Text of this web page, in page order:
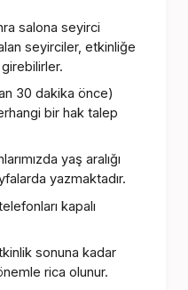
salona seyirci
seyirciler, etkinliğe
30 dakika önce)
bir hak talep
yaş aralığı
yazmaktadır.
kapalı
sonuna kadar
rica olunur.